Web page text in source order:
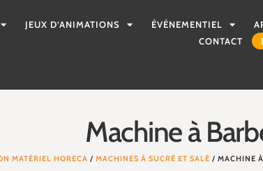
JEUX D’ANIMATIONS ÉVÉNEMENTIEL
CONTACT
Machine à
MATÉRIEL HORECA / MACHINES À SUCRÉ ET SALÉ / MACHINE